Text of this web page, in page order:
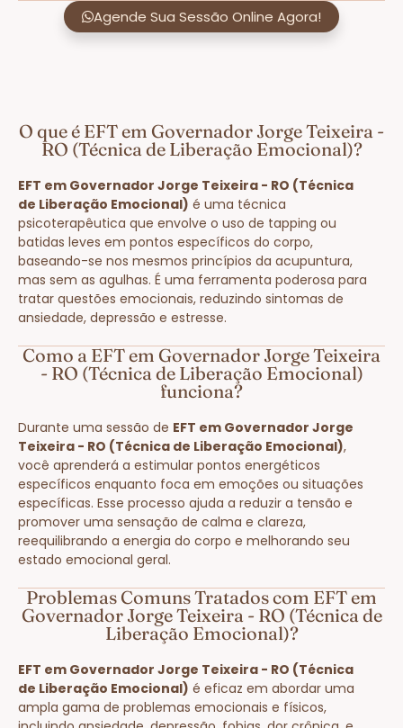
Agende Sua Sessão Online Agora!
O que é EFT em Governador Jorge Teixeira -
RO (Técnica de Liberação Emocional)?
EFT em Governador Jorge Teixeira - RO (Técnica
de Liberação Emocional) é uma técnica
psicoterapêutica que envolve o uso de tapping ou
batidas leves em pontos específicos do corpo,
baseando-se nos mesmos princípios da acupuntura,
mas sem as agulhas. É uma ferramenta poderosa para
tratar questões emocionais, reduzindo sintomas de
ansiedade, depressão e estresse.
Como a EFT em Governador Jorge Teixeira
- RO (Técnica de Liberação Emocional)
funciona?
Durante uma sessão de EFT em Governador Jorge
Teixeira - RO (Técnica de Liberação Emocional),
você aprenderá a estimular pontos energéticos
específicos enquanto foca em emoções ou situações
específicas. Esse processo ajuda a reduzir a tensão e
promover uma sensação de calma e clareza,
reequilibrando a energia do corpo e melhorando seu
estado emocional geral.
Problemas Comuns Tratados com EFT em
Governador Jorge Teixeira - RO (Técnica de
Liberação Emocional)?
EFT em Governador Jorge Teixeira - RO (Técnica
de Liberação Emocional) é eficaz em abordar uma
ampla gama de problemas emocionais e físicos,